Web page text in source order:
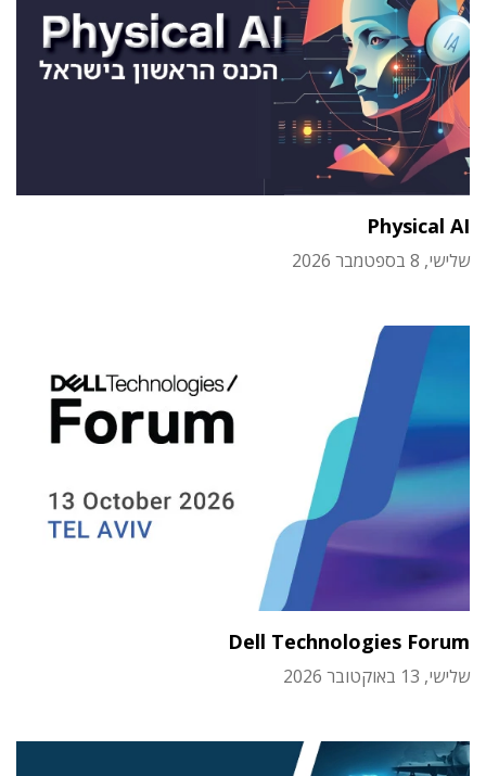
Physical AI
שלישי, 8 בספטמבר 2026
Dell Technologies Forum
שלישי, 13 באוקטובר 2026